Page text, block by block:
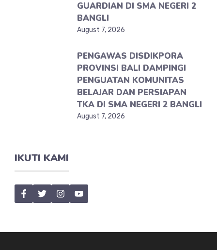
GUARDIAN DI SMA NEGERI 2
BANGLI
August 7, 2026
PENGAWAS DISDIKPORA
PROVINSI BALI DAMPINGI
PENGUATAN KOMUNITAS
BELAJAR DAN PERSIAPAN
TKA DI SMA NEGERI 2 BANGLI
August 7, 2026
IKUTI KAMI